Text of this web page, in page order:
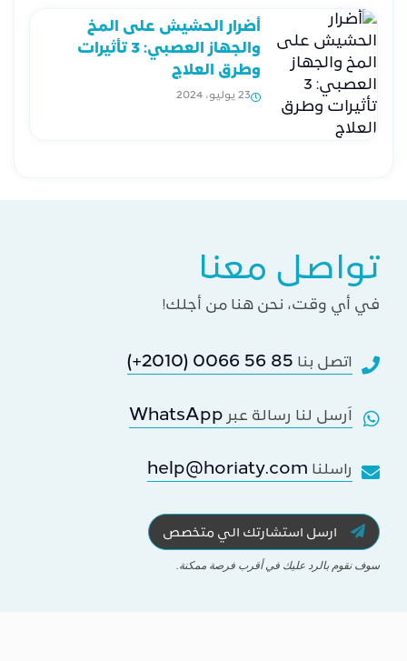
أضرار الحشيش على المخ
والجهاز العصبي: 3 تأثيرات
وطرق العلاج
23 يوليو، 2024
تواصل معنا
في أي وقت، نحن هنا من أجلك!
اتصل بنا (+2010) 0066 56 85
اَرسل لنا رسالة عبر WhatsApp
راسلنا help@horiaty.com
ارسل استشارتك الي متخصص
سوف نقوم بالرد عليك في أقرب فرصة ممكنة.